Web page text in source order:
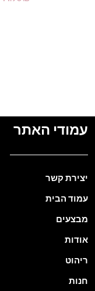
עמודי האתר
יצירת קשר
עמוד הבית
מבצעים
אודות
ריהוט
חנות